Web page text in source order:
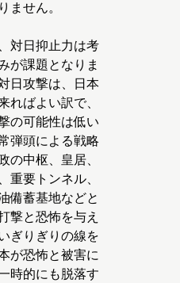
ません。
対日抑止力は考
が課題となりま
日攻撃は、日本
ればよい訳で、
の可能性は低い
弾頭による戦略
の中枢、皇居、
重要トンネル、
備蓄基地などと
撃と恐怖を与え
ぎりぎりの線を
が恐怖と被害に
時的にも脱落す